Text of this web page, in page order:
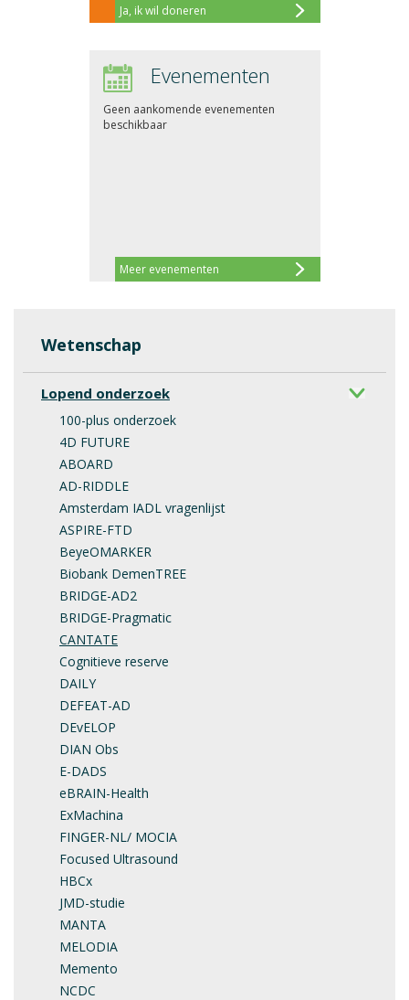
Wetenschap
Lopend onderzoek
100-plus onderzoek
4D FUTURE
ABOARD
AD-RIDDLE
Amsterdam IADL vragenlijst
ASPIRE-FTD
BeyeOMARKER
Biobank DemenTREE
BRIDGE-AD2
BRIDGE-Pragmatic
CANTATE
Cognitieve reserve
DAILY
DEFEAT-AD
DEvELOP
DIAN Obs
E-DADS
eBRAIN-Health
ExMachina
FINGER-NL/ MOCIA
Focused Ultrasound
HBCx
JMD-studie
MANTA
MELODIA
Memento
NCDC
Ja, ik wil doneren
Evenementen
Meer evenementen
Geen aankomende evenementen
beschikbaar